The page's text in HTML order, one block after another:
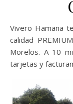
Vivero Hamana te vende el mejor césped (pasto) natural
calidad
Morelos. A 10
tarjetas y